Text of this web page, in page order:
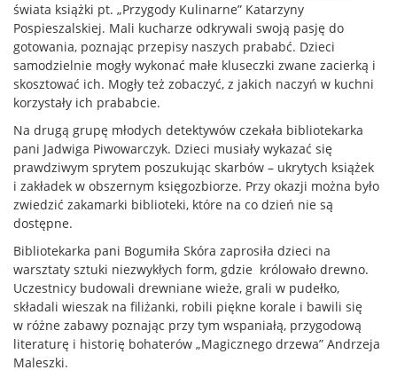
świata książki pt. „Przygody Kulinarne” Katarzyny
Pospieszalskiej. Mali kucharze odkrywali swoją pasję do
gotowania, poznając przepisy naszych prababć. Dzieci
samodzielnie mogły wykonać małe kluseczki zwane zacierką i
skosztować ich. Mogły też zobaczyć, z jakich naczyń w kuchni
korzystały ich prababcie.
Na drugą grupę młodych detektywów czekała bibliotekarka
pani Jadwiga Piwowarczyk. Dzieci musiały wykazać się
prawdziwym sprytem poszukując skarbów – ukrytych książek
i zakładek w obszernym księgozbiorze. Przy okazji można było
zwiedzić zakamarki biblioteki, które na co dzień nie są
dostępne.
Bibliotekarka pani Bogumiła Skóra zaprosiła dzieci na
warsztaty sztuki niezwykłych form, gdzie królowało drewno.
Uczestnicy budowali drewniane wieże, grali w pudełko,
składali wieszak na filiżanki, robili piękne korale i bawili się
w różne zabawy poznając przy tym wspaniałą, przygodową
literaturę i historię bohaterów „Magicznego drzewa” Andrzeja
Maleszki.